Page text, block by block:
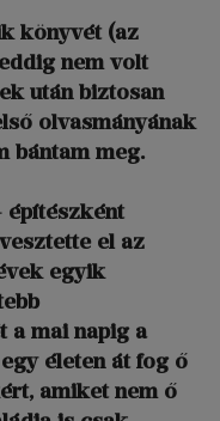
könyvét (az
nem volt
után biztosan
olvasmányának
bántam meg.
építészként
el az
egyik
a mai napig a
életen át fog ő
amiket nem ő